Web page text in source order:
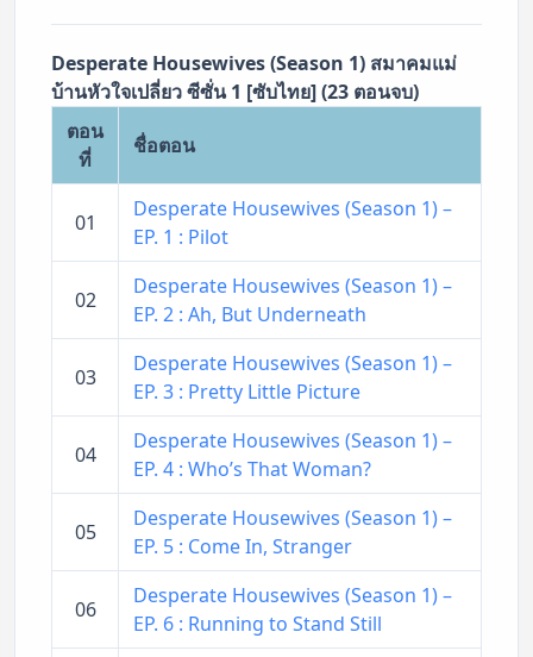
Desperate Housewives (Season 1) สมาคมแม่
บ้านหัวใจเปลี่ยว ซีซั่น 1 [ซับไทย] (23 ตอนจบ)
ตอน
ที่
ชื่อตอน
01
Desperate Housewives (Season 1) –
EP. 1 : Pilot
02
Desperate Housewives (Season 1) –
EP. 2 : Ah, But Underneath
03
Desperate Housewives (Season 1) –
EP. 3 : Pretty Little Picture
04
Desperate Housewives (Season 1) –
EP. 4 : Who’s That Woman?
05
Desperate Housewives (Season 1) –
EP. 5 : Come In, Stranger
06
Desperate Housewives (Season 1) –
EP. 6 : Running to Stand Still